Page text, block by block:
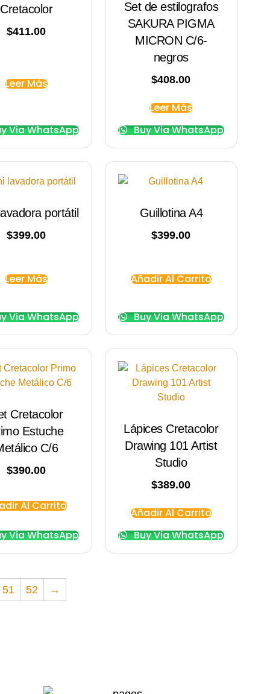
Cretacolor
$411.00
Leer Más
Via WhatsApp
Set de estilografos
SAKURA PIGMA
MICRON C/6-
negros
$408.00
Leer Más
Buy Via WhatsApp
portátil
$399.00
Leer Más
Via WhatsApp
Guillotina A4
$399.00
Añadir Al Carrito
Buy Via WhatsApp
Cretacolor
Estuche
C/6
$390.00
Al Carrito
Via WhatsApp
Lápices Cretacolor
Drawing 101 Artist
Studio
$389.00
Añadir Al Carrito
Buy Via WhatsApp
51 52 →